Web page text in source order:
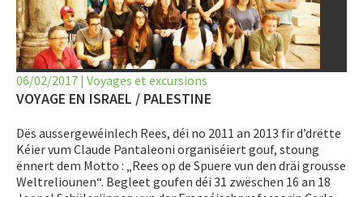
LET’S GO SCIENCE
ACTUALITÉ
AGENDA
ACTIVITÉS
SERVICES
06/02/2017 | Voyages et excursions
VOYAGE EN ISRAEL / PALESTINE
Dës aussergewéinlech Rees, déi no 2011 an 2013 fir d’drëtte
Kéier vum Claude Pantaleoni organiséiert gouf, stoung
ënnert dem Motto : „Rees op de Spuere vun den dräi grousse
Weltreliounen“. Begleet goufen déi 31 zwëschen 16 an 18